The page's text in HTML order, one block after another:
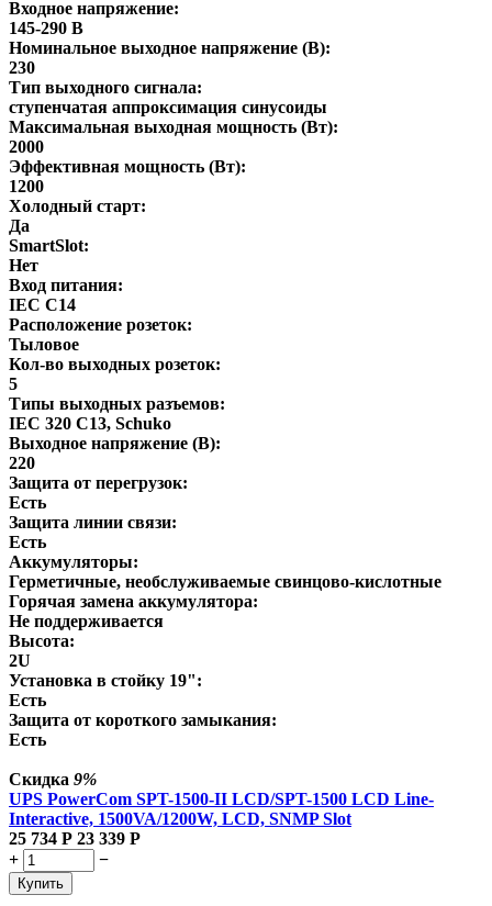
Входное напряжение:
145-290 В
Номинальное выходное напряжение (В):
230
Тип выходного сигнала:
ступенчатая аппроксимация синусоиды
Максимальная выходная мощность (Вт):
2000
Эффективная мощность (Вт):
1200
Холодный старт:
Да
SmartSlot:
Нет
Вход питания:
IEC C14
Расположение розеток:
Тыловое
Кол-во выходных розеток:
5
Типы выходных разъемов:
IEC 320 C13, Schuko
Выходное напряжение (В):
220
Защита от перегрузок:
Есть
Защита линии связи:
Есть
Аккумуляторы:
Герметичные, необслуживаемые свинцово-кислотные
Горячая замена аккумулятора:
Не поддерживается
Высота:
2U
Установка в стойку 19":
Есть
Защита от короткого замыкания:
Есть
Скидка 9%
UPS PowerCom SPT-1500-II LCD/SPT-1500 LCD Line-
Interactive, 1500VA/1200W, LCD, SNMP Slot
25 734 Р 23 339 Р
+
−
Купить